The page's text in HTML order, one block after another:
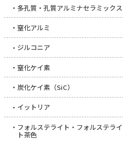
多孔質・孔質アルミナセラミックス
窒化アルミ
ジルコニア
窒化ケイ素
炭化ケイ素（SiC）
イットリア
フォルステライト・フォルステライ
ト茶色